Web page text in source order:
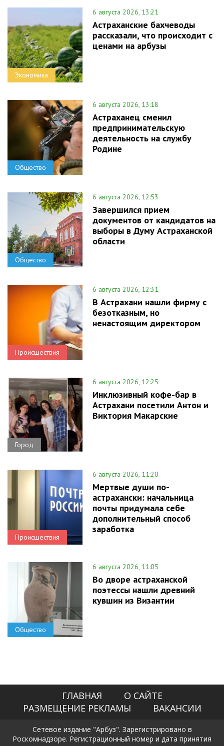
Экономика
6 августа 2026, 13:21
Астраханские бахчеводы
рассказали, что происходит с
ценами на арбузы
Общество
6 августа 2026, 13:18
Астраханец сменил
предпринимательскую
деятельность на службу
Родине
Общество
6 августа 2026, 12:53
Завершился прием
документов от кандидатов на
выборы в Думу Астраханской
области
Происшествия
6 августа 2026, 12:31
В Астрахани нашли фирму с
безотказным, но
ненастоящим директором
Город
6 августа 2026, 12:25
Инклюзивный кофе-бар в
Астрахани посетили Антон и
Виктория Макарские
Происшествия
6 августа 2026, 11:20
Мертвые души по-
астрахански: начальница
почты придумала себе
дополнительный способ
заработка
Общество
6 августа 2026, 11:05
Во дворе астраханской
поэтессы нашли древний
кувшин из Византии
ГЛАВНАЯ
О САЙТЕ
РАЗМЕЩЕНИЕ РЕКЛАМЫ
ВАКАНСИИ
Сетевое издание "Арбуз". Зарегистрировано в
Роскомнадзоре. Регистрационный номер и дата принятия